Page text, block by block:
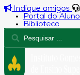
Indique amigos
Portal do Aluno
Biblioteca